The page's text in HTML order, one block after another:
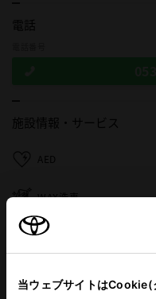
当ウェブサイトはCookie(
電話
施設情報・ サービス
AED
WAX洗車
板金取扱店